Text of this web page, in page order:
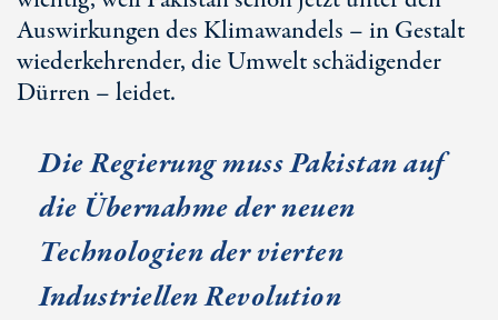
Auswirkungen des Klimawandels – in Gestalt
wiederkehrender, die Umwelt schädigender
Dürren – leidet.
Die Regierung muss Pakistan auf
die Übernahme der neuen
Technologien der vierten
Industriellen Revolution